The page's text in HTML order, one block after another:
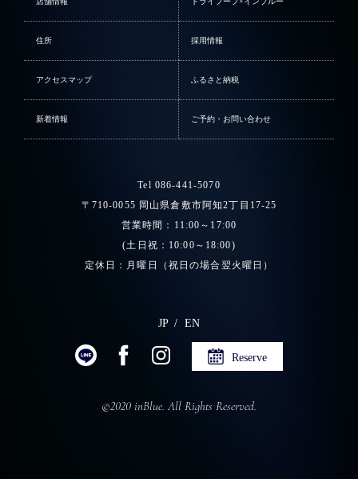
住所 採用情報
アクセスマップ ふるさと納税
新着情報 ご予約・お問い合わせ
Tel 086-441-5070
〒710-0055 岡山県倉敷市阿知2丁目17-25
営業時間：11:00～17:00
(土日祝：10:00～18:00)
定休日：月曜日（祝日の場合翌火曜日）
JP EN
Reserve
©2020 inBlue. All Rights Reserved.